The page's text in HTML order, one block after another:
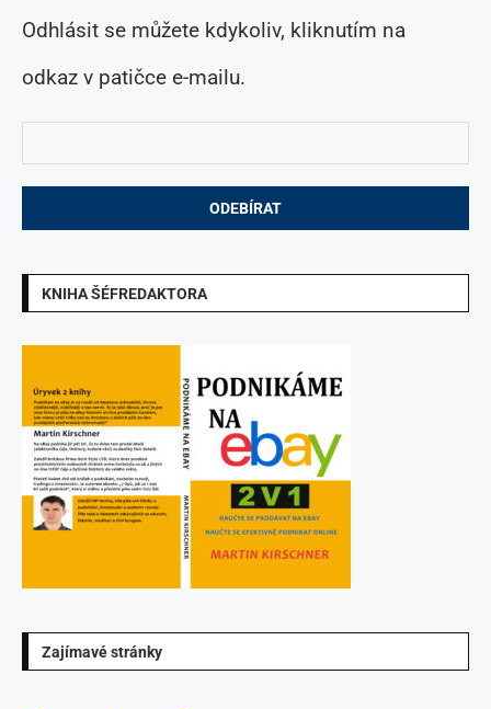
Odhlásit se můžete kdykoliv, kliknutím na
odkaz v patičce e-mailu.
KNIHA ŠÉFREDAKTORA
Zajímavé stránky